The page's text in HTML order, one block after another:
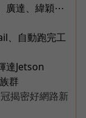
廣達、緯穎⋯
、自動跑完工
達Jetson
群
揭密好網路新